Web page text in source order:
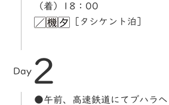
（着）18：00
［タシケント泊］
Day 2
●午前、高速鉄道にてブハラ